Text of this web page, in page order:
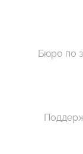
Бюро по